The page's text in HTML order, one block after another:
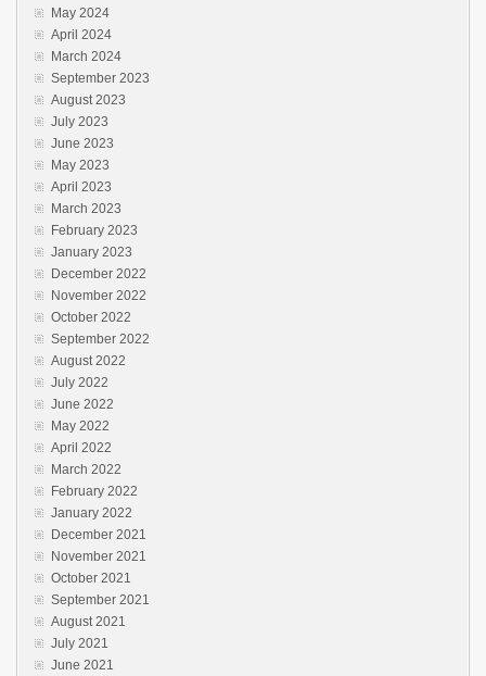
May 2024
April 2024
March 2024
September 2023
August 2023
July 2023
June 2023
May 2023
April 2023
March 2023
February 2023
January 2023
December 2022
November 2022
October 2022
September 2022
August 2022
July 2022
June 2022
May 2022
April 2022
March 2022
February 2022
January 2022
December 2021
November 2021
October 2021
September 2021
August 2021
July 2021
June 2021